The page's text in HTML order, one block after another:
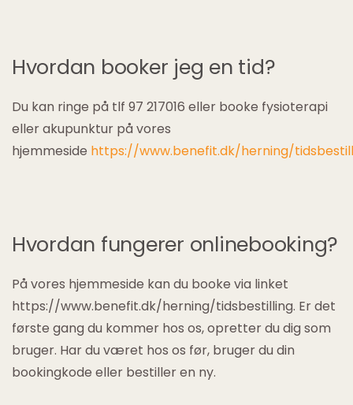
Hvordan booker jeg en tid?
Du kan ringe på tlf 97 217016 eller booke fysioterapi
eller akupunktur på vores
hjemmeside https://www.benefit.dk/herning/
Hvordan fungerer onlinebooking?
På vores hjemmeside kan du booke via linket
https://www.benefit.dk/herning/tidsbestilling. Er det
første gang du kommer hos os, opretter du dig som
bruger. Har du været hos os før, bruger du din
bookingkode eller bestiller en ny.